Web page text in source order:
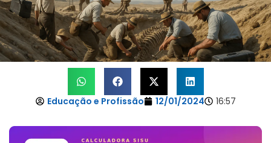
Educação e Profissão 12/01/2024 16:57